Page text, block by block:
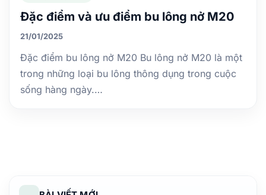
Đặc điểm và ưu điểm bu lông nở M20
21/01/2025
Đặc điểm bu lông nở M20 Bu lông nở M20 là một
trong những loại bu lông thông dụng trong cuộc
sống hàng ngày.…